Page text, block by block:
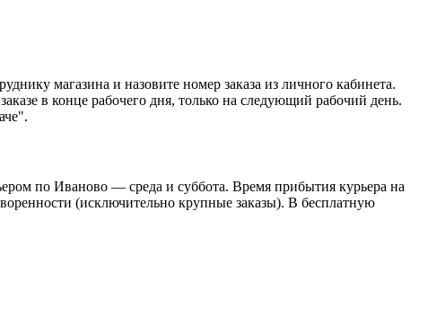
магазина и назовите номер заказа из личного кабинета.
в конце рабочего дня, только на следующий рабочий день.
по Иваново — среда и суббота. Время прибытия курьера на
(исключительно крупные заказы). В бесплатную